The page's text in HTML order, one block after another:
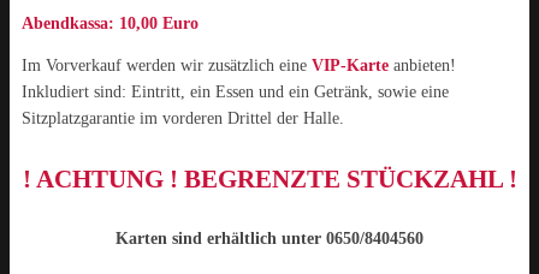
Abendkassa: 10,00 Euro
Im Vorverkauf werden wir zusätzlich eine VIP-Karte anbieten!
Inkludiert sind: Eintritt, ein Essen und ein Getränk, sowie eine
Sitzplatzgarantie im vorderen Drittel der Halle.
! ACHTUNG ! BEGRENZTE STÜCKZAHL !
Karten sind erhältlich unter 0650/8404560